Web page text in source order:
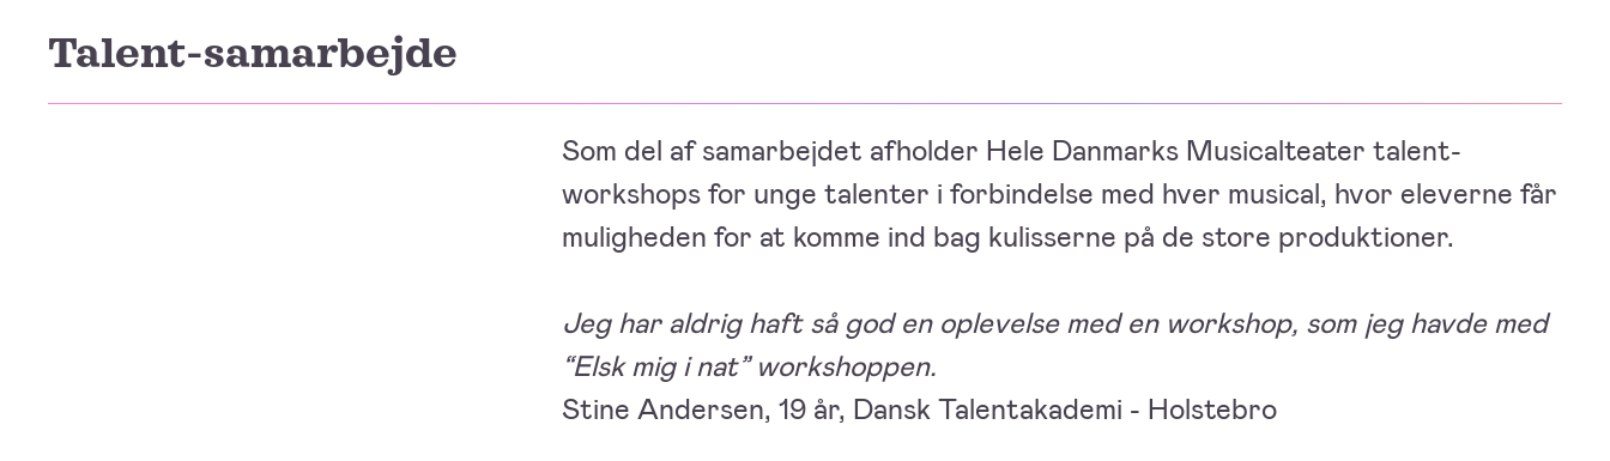
Talent-samarbejde
Som del af samarbejdet afholder Hele Danmarks Musicalteater talent-
workshops for unge talenter i forbindelse med hver musical, hvor eleverne får
muligheden for at komme ind bag kulisserne på de store produktioner.
Jeg har aldrig haft så god en oplevelse med en workshop, som jeg havde med
“Elsk mig i nat” workshoppen.
Stine Andersen, 19 år, Dansk Talentakademi - Holstebro